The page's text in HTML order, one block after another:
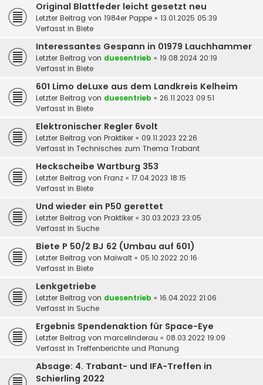
Original Blattfeder leicht gesetzt neu
Letzter Beitrag von 1984er Pappe « 13.01.2025 05:39
Verfasst in Biete
Interessantes Gespann in 01979 Lauchhammer
Letzter Beitrag von duesentrieb « 19.08.2024 20:19
Verfasst in Biete
601 Limo deLuxe aus dem Landkreis Kelheim
Letzter Beitrag von duesentrieb « 26.11.2023 09:51
Verfasst in Biete
Elektronischer Regler 6volt
Letzter Beitrag von Praktiker « 09.11.2023 22:26
Verfasst in Technisches zum Thema Trabant
Heckscheibe Wartburg 353
Letzter Beitrag von Franz « 17.04.2023 18:15
Verfasst in Biete
Und wieder ein P50 gerettet
Letzter Beitrag von Praktiker « 30.03.2023 23:05
Verfasst in Suche
Biete P 50/2 BJ 62 (Umbau auf 601)
Letzter Beitrag von Maiwalt « 05.10.2022 20:16
Verfasst in Biete
Lenkgetriebe
Letzter Beitrag von duesentrieb « 16.04.2022 21:06
Verfasst in Suche
Ergebnis Spendenaktion für Space-Eye
Letzter Beitrag von marcelinderau « 08.03.2022 19:09
Verfasst in Treffenberichte und Planung
Absage: 4. Trabant- und IFA-Treffen in
Schierling 2022